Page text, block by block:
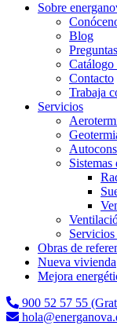
Sobre
Blog
Catálogo
Contacto
Trabaja
Servicios
Sistemas
Obras de
Nueva vivienda
Mejora
900 52 57 55